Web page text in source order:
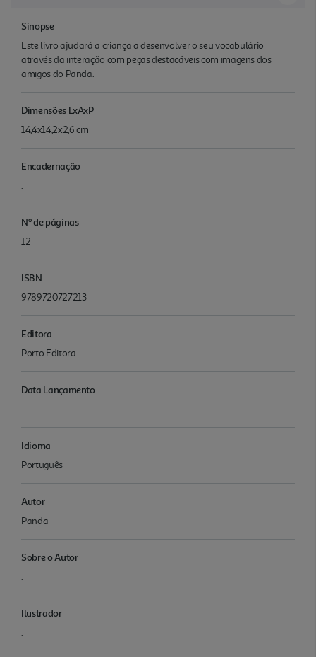
Sinopse
Este livro ajudará a criança a desenvolver o seu vocabulário
através da interação com peças destacáveis com imagens dos
amigos do Panda.
Dimensões LxAxP
14,4x14,2x2,6 cm
Encadernação
.
Nº de páginas
12
ISBN
9789720727213
Editora
Porto Editora
Data Lançamento
.
Idioma
Português
Autor
Panda
Sobre o Autor
.
Ilustrador
.